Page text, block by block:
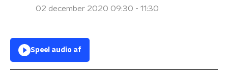
02 december 2020 09:30 - 11:30
Speel audio af